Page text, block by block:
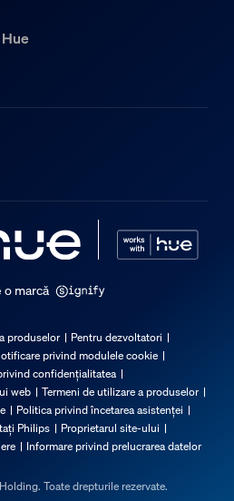
o marcă
produselor
Pentru dezvoltatori
privind modulele cookie
confidențialitatea
web
Termeni de utilizare a produselor
Politica privind încetarea asistenței
Philips
Proprietarul site-ului
Informare privind prelucrarea datelor
Toate drepturile rezervate.